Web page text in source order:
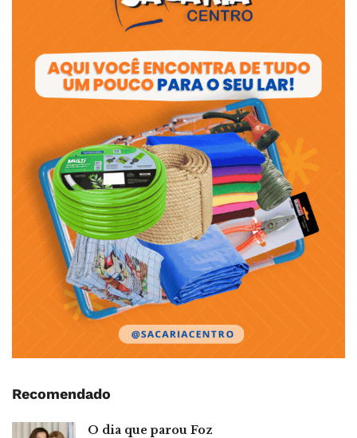
Recomendado
O dia que parou Foz